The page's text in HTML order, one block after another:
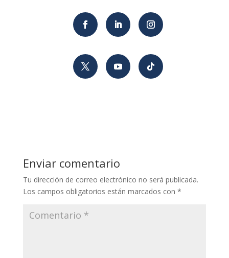
Enviar comentario
Tu dirección de correo electrónico no será publicada.
Los campos obligatorios están marcados con *